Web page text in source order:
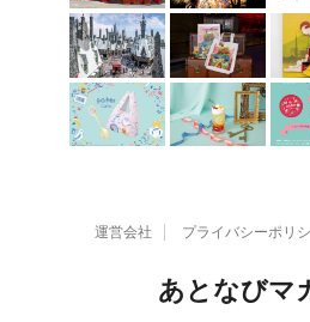
運営会社 プライバシーポリ
あとなびマ